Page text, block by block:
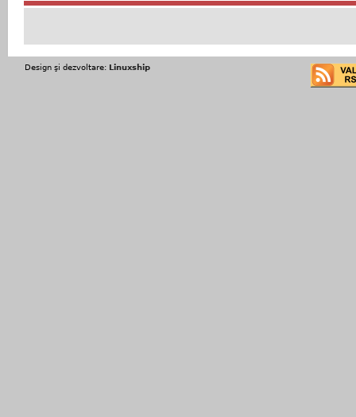
Design şi dezvoltare: Linuxship